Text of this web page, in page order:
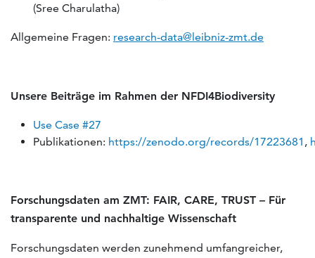
(Sree Charulatha)
Allgemeine Fragen: research-data@leibniz-zmt.de
Unsere Beiträge im Rahmen der NFDI4Biodiversity
Use Case #27
Publikationen: https://zenodo.org/records/17223681 ,
Forschungsdaten am ZMT: FAIR, CARE, TRUST – Für
transparente und nachhaltige Wissenschaft
Forschungsdaten werden zunehmend umfangreicher,